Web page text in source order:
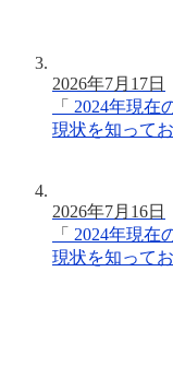
2026年7月17日
「
2024年現在
現状を知って
2026年7月16日
「
2024年現在
現状を知って